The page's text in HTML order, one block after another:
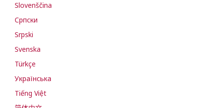
Slovenščina
Cрпски
Srpski
Svenska
Türkçe
Українська
Tiếng Việt